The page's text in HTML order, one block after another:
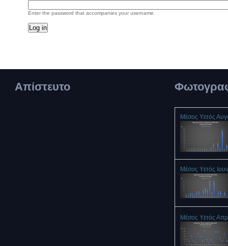
Enter the password that accompanies your username.
Απίστευτο
Μέσος Υετός
Μέσος Υετός
Μέσος Υετός